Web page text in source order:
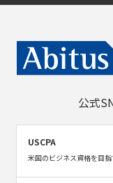
公式
USCPA
米国のビジネス資格を目指